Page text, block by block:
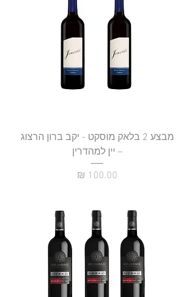
מבצע 2 בלאק מוסקט - יקב ברון הרצוג
– יין למהדרין
מחיר